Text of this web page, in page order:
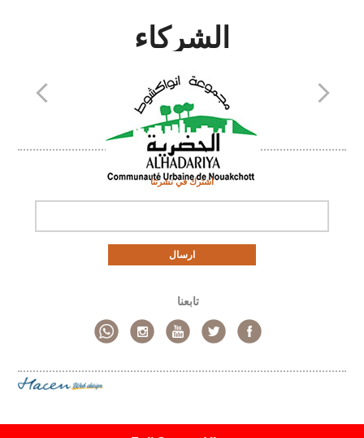
الشركاء
اشترك في نشرتنا
ارسال
تابعنا